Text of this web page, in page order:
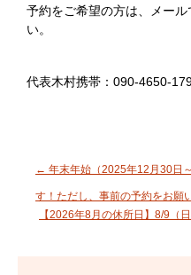
予約をご希望の方は、メー
い。
代表木村携帯：090-4650-
← 年末年始（2025年12月30日
す！ただし、事前の予約をお
【2026年8月の休所日】8/9（